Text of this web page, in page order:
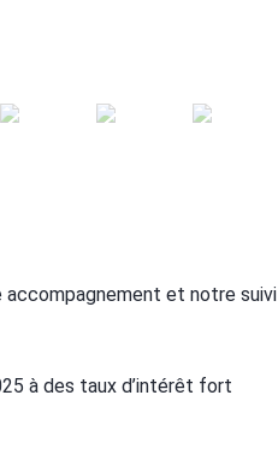
et notre suivi
à des taux d’intérêt fort